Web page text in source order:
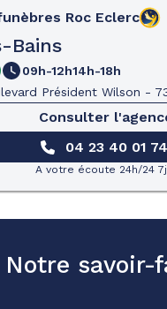
Roc Eclerc
Bains
09h-12h14h-18h
Président Wilson -
Consulter
04 23 40 01 74
A votre écoute 24h/24
Notre savoir-